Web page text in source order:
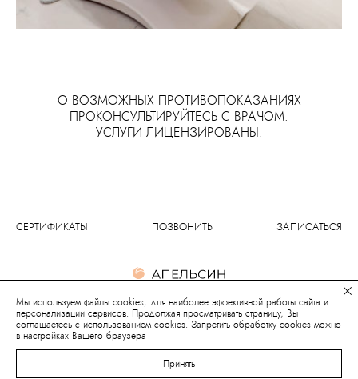
О ВОЗМОЖНЫХ ПРОТИВОПОКАЗАНИЯХ
ПРОКОНСУЛЬТИРУЙТЕСЬ С ВРАЧОМ.
УСЛУГИ ЛИЦЕНЗИРОВАНЫ.
СЕРТИФИКАТЫ ПОЗВОНИТЬ ЗАПИСАТЬСЯ
(с) с 2003 года
Юридическая информация
Франшиза
Мы используем файлы cookies, для наиболее эффективной работы сайта и
персонализации сервисов. Продолжая просматривать страницу, Вы
соглашаетесь с использованием cookies. Запретить обработку cookies можно
в настройках Вашего браузера
Принять